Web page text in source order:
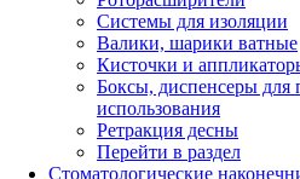
Системы для изоляции
Валики, шарики ватные
Кисточки и
Боксы, диспенсеры для
использования
Ретракция десны
Перейти в раздел
Стоматологические